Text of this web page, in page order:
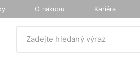
O nákupu Kariéra
Zadejte hledaný výraz